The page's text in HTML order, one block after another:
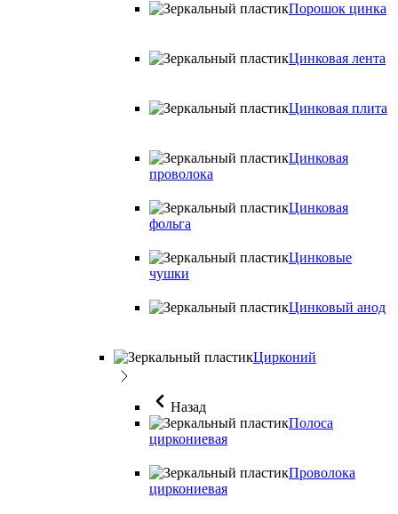
Порошок цинка
Цинковая лента
Цинковая плита
Цинковая
проволока
Цинковая
фольга
Цинковые
чушки
Цинковый анод
Цирконий
Назад
Полоса
циркониевая
Проволока
циркониевая